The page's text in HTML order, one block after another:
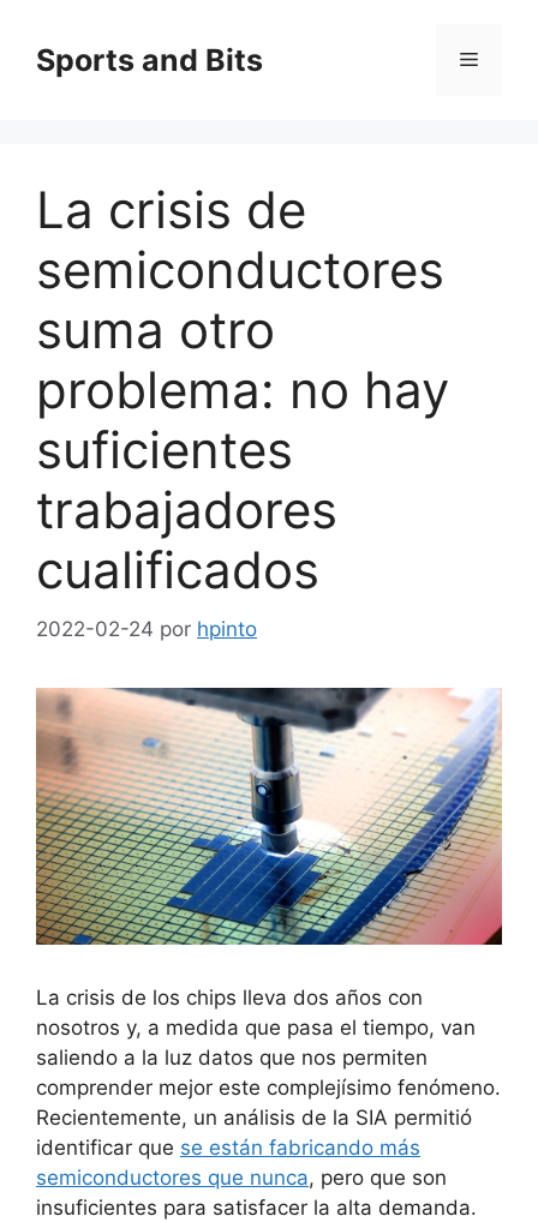
contenido
Sports and Bits Menú
La crisis de
semiconductores
suma otro
problema: no hay
suficientes
trabajadores
cualificados
2022-02-24 por hpinto
La crisis de los chips lleva dos años con
nosotros y, a medida que pasa el tiempo, van
saliendo a la luz datos que nos permiten
comprender mejor este complejísimo fenómeno.
Recientemente, un análisis de la SIA permitió
identificar que se están fabricando más
semiconductores que nunca, pero que son
insuficientes para satisfacer la alta demanda.